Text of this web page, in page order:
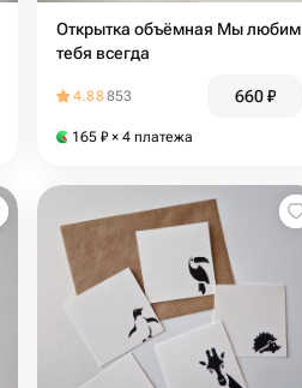
Открытка объёмная Мы любим
тебя всегда
4.88853 660₽
165 ₽ × 4 платежа